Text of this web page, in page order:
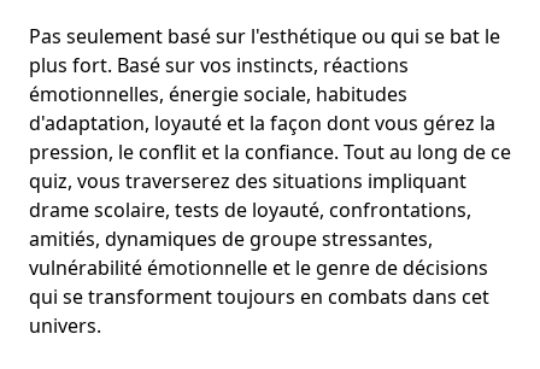
Pas seulement basé sur l'esthétique ou qui se bat le
plus fort. Basé sur vos instincts, réactions
émotionnelles, énergie sociale, habitudes
d'adaptation, loyauté et la façon dont vous gérez la
pression, le conflit et la confiance. Tout au long de ce
quiz, vous traverserez des situations impliquant
drame scolaire, tests de loyauté, confrontations,
amitiés, dynamiques de groupe stressantes,
vulnérabilité émotionnelle et le genre de décisions
qui se transforment toujours en combats dans cet
univers.